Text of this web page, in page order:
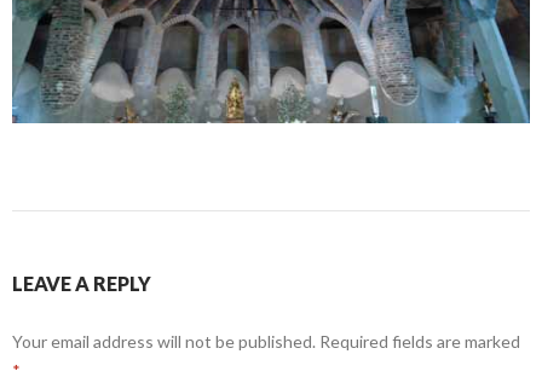
LEAVE A REPLY
Your email address will not be published. Required fields are marked
*